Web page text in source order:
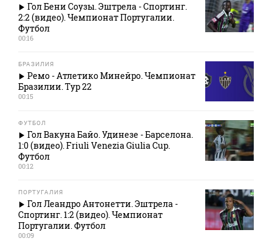
Гол Бени Соузы. Эштрела - Спортинг.
2:2 (видео). Чемпионат Португалии.
Футбол
00:16
БРАЗИЛИЯ
Ремо - Атлетико Минейро. Чемпионат
Бразилии. Тур 22
00:15
ФУТБОЛ
Гол Вакуна Байо. Удинезе - Барселона.
1:0 (видео). Friuli Venezia Giulia Cup.
Футбол
00:12
ПОРТУГАЛИЯ
Гол Леандро Антонетти. Эштрела -
Спортинг. 1:2 (видео). Чемпионат
Португалии. Футбол
00:09